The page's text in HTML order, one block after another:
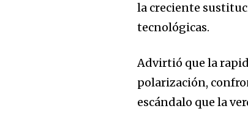
la creciente
tecnológicas.
Advirtió que la
polarización,
escándalo que la